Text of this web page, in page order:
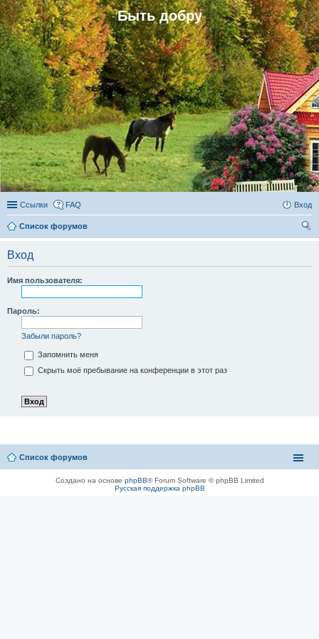
Быть добру
Ссылки FAQ Вход
Список форумов
Вход
Имя пользователя:
Пароль:
Забыли пароль?
Запомнить меня
Скрыть моё пребывание на конференции в этот раз
Список форумов
Создано на основе phpBB® Forum Software © phpBB Limited
Русская поддержка phpBB